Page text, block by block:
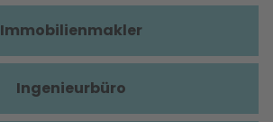
Immobilienmakler
Ingenieurbüro